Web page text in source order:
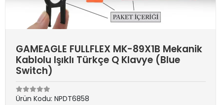
GAMEAGLE FULLFLEX MK-89X1B Mekanik
Kablolu Işıklı Türkçe Q Klavye (Blue
Switch)
Ürün Kodu: NPDT6858